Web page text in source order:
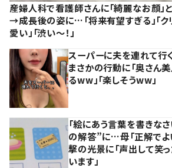
産婦人科で看護師さんに「綺麗なお顔」
→成長後の姿に…「将来有望すぎる」「
愛い」「渋い～！」
スーパーに夫を連れて行
まさかの行動に「奥さん美
るww」「楽しそうww」
「絵にあう言葉を書きな
の解答”に…母「正解でよ
撃の光景に「声出して笑っ
います」